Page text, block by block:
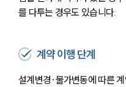
를 다투는 경우도 있습니다.
계약 이행 단계
설계변경·물가변동에 따른